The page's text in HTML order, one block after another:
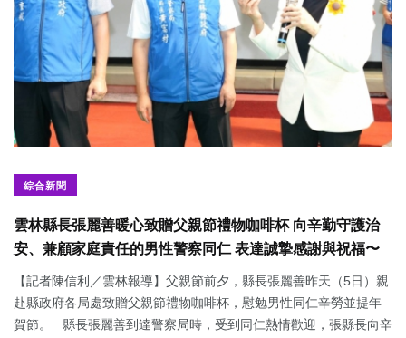
綜合新聞
雲林縣長張麗善暖心致贈父親節禮物咖啡杯 向辛勤守護治
安、兼顧家庭責任的男性警察同仁 表達誠摯感謝與祝福〜
【記者陳信利／雲林報導】父親節前夕，縣長張麗善昨天（5日）親
赴縣政府各局處致贈父親節禮物咖啡杯，慰勉男性同仁辛勞並提年
賀節。 縣長張麗善到達警察局時，受到同仁熱情歡迎，張縣長向辛